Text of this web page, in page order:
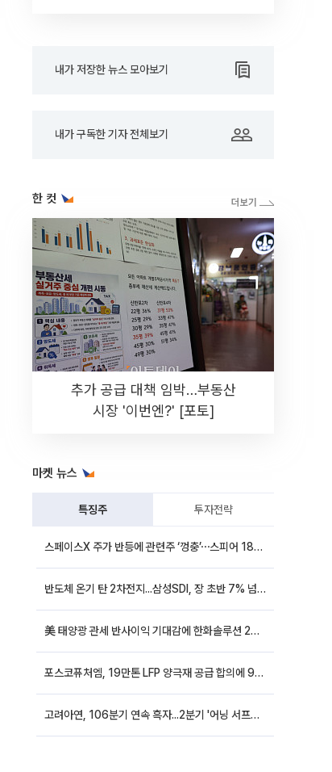
내가 저장한 뉴스 모아보기
내가 구독한 기자 전체보기
한 컷
추가 공급 대책 임박…부동산
시장 '이번엔?' [포토]
마켓 뉴스
특징주 투자전략
스페이스X 주가 반등에 관련주 ‘껑충’⋯스피어 18%ㆍ에이치브이엠 12%↑
반도체 온기 탄 2차전지...삼성SDI, 장 초반 7% 넘게 껑충
美 태양광 관세 반사이익 기대감에 한화솔루션 20%대·OCI홀딩스 14%대 급등
포스코퓨처엠, 19만톤 LFP 양극재 공급 합의에 9%대 강세
고려아연, 106분기 연속 흑자...2분기 '어닝 서프라이즈'에 장 초반 12%대 강세